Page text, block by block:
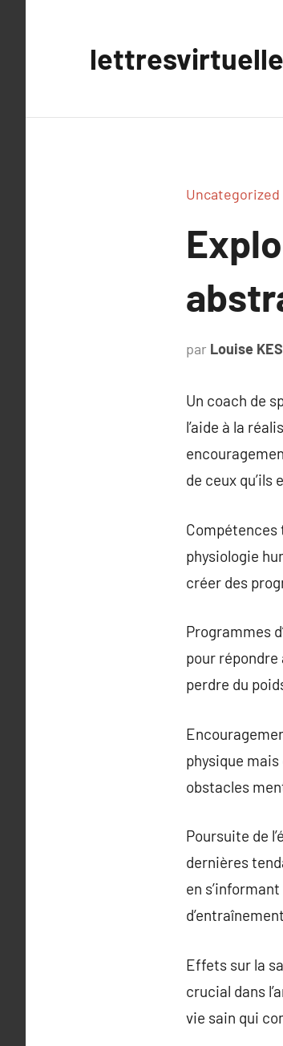
Uncategorized
par Louise
Un coach de
l’aide à la
de ceux qu’ils
Compétences
physiologie
créer des
Programmes
pour
perdre du
physique
obstacles
Poursuite de
dernières
en
Effets sur la
crucial dans
vie sain qui